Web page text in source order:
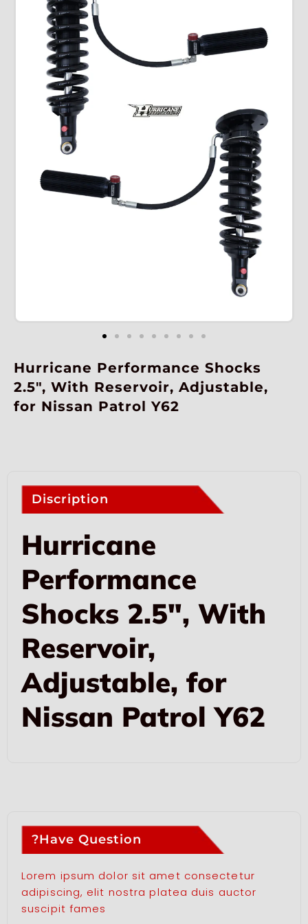
Hurricane Performance Shocks
2.5″, With Reservoir, Adjustable,
for Nissan Patrol Y62
Discription
Hurricane
Performance
Shocks 2.5″, With
Reservoir,
Adjustable, for
Nissan Patrol Y62
Have Question?
Lorem ipsum dolor sit amet consectetur
adipiscing, elit nostra platea duis auctor
suscipit fames